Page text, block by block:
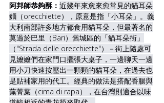
阿邦師恭夠酥： 近幾年來愈來愈常見的貓耳朵
麵（orecchiette），原意是指「小耳朵」。義
大利南部許多地方都食用貓耳朵，但最著名的
莫過於巴里（Bari）舊城區的「貓耳朵街」
（"Strada delle orecchiette"）－街上隨處可
見嬤嬤們在家門口擺張大桌子，一邊聊天一邊
用小刀快速按壓出一顆顆的貓耳朵，在過去也
是貼補家用的代工。經典的做法是搭配香腸與
蕪菁葉（cima di rapa），在台灣則適合以味